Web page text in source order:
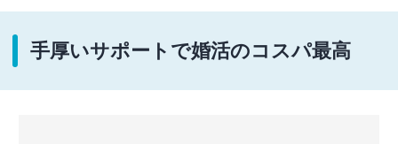
手厚いサポートで婚活のコスパ最高